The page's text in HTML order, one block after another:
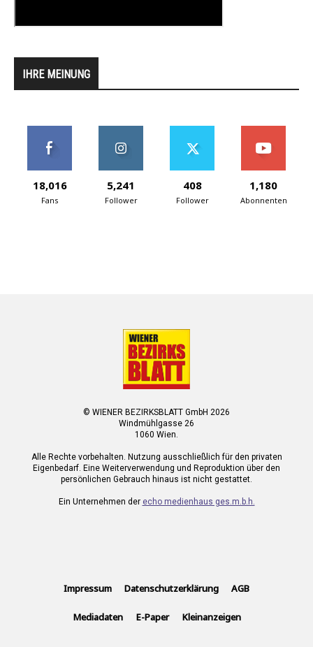
IHRE MEINUNG
18,016
Fans
5,241
Follower
408
Follower
1,180
Abonnenten
© WIENER BEZIRKSBLATT GmbH 2026
Windmühlgasse 26
1060 Wien.
Alle Rechte vorbehalten. Nutzung ausschließlich für den privaten
Eigenbedarf. Eine Weiterverwendung und Reproduktion über den
persönlichen Gebrauch hinaus ist nicht gestattet.
Ein Unternehmen der echo medienhaus ges.m.b.h.
Impressum Datenschutzerklärung AGB
Mediadaten E-Paper Kleinanzeigen